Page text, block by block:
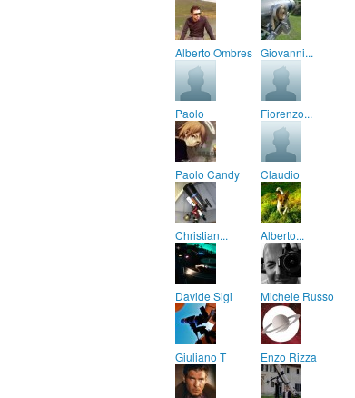
Alberto Ombres Giovanni...
Paolo Fiorenzo...
Paolo Candy Claudio
Christian... Alberto...
Davide Sigi Michele Russo
Giuliano T Enzo Rizza